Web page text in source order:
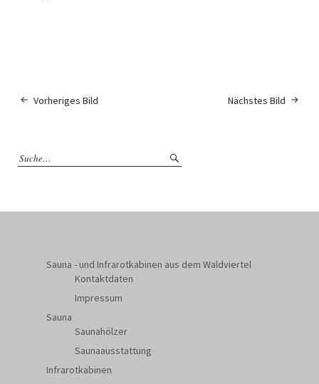
Nächstes Bild
Vorheriges Bild
Sauna - und Infrarotkabinen aus dem Waldviertel
Kontaktdaten
Impressum
Sauna
Saunahölzer
Saunaausstattung
Infrarotkabinen